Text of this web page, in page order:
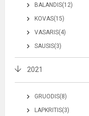
BALANDIS(12)
KOVAS(15)
VASARIS(4)
SAUSIS(3)
2021
GRUODIS(8)
LAPKRITIS(3)